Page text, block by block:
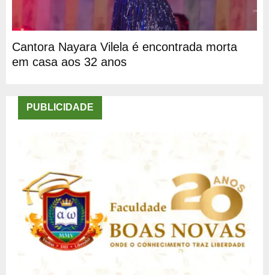
Cantora Nayara Vilela é encontrada morta
em casa aos 32 anos
PUBLICIDADE